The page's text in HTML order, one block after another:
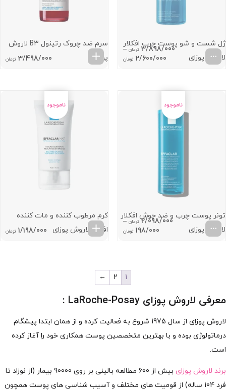
ژل شست و شو پوست چرب افکلار
لاروش پوزای
3/898/000 تومان –
2/600/000 تومانPrice
سرم ضد چروک رتینول B3 لاروش
پوزای
3/498/000 تومان
تونر پوست چرب و ضد جوش افکلار
لاروش پوزای
2/098/000 تومان –
198/000 تومانPrice
2/098/000 تومان
کرم مرطوب کننده و مات کننده
افکلار لاروش پوزای
1/198/000 تومان
1
2
←
معرفی لاروش پوزای LaRoche-Posay :
لاروش پوزای از سال 1975 شروع به فعالیت کرده و از همان ابتدا پیشگام
درماتولوژی بوده و با بهترین متخصصین پوست همکاری خود را آغاز کرده
است.
برند لاروش پوزای
بیش از 600 مطالعه بالینی بر روی 90000 بیمار (از نوزاد تا
فرد 104 ساله) از قومیت های مختلف و آسیب شناسی های پوست همچون